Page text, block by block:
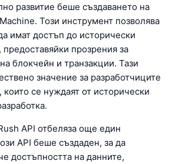
развитие беше създаването на
Този инструмент позволява
имат достъп до исторически
прозрения за
блокчейн и транзакции. Тази
значение за разработчиците
които се нуждаят от исторически
API отбеляза още един
API беше създаден, за да
достъпността на данните,